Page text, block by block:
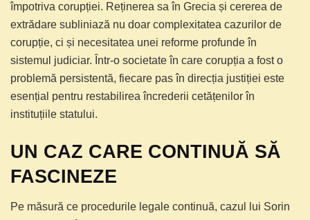
împotriva corupției. Reținerea sa în Grecia și cererea de
extrădare subliniază nu doar complexitatea cazurilor de
corupție, ci și necesitatea unei reforme profunde în
sistemul judiciar. Într-o societate în care corupția a fost o
problemă persistentă, fiecare pas în direcția justiției este
esențial pentru restabilirea încrederii cetățenilor în
instituțiile statului.
UN CAZ CARE CONTINUĂ SĂ
FASCINEZE
Pe măsură ce procedurile legale continuă, cazul lui Sorin